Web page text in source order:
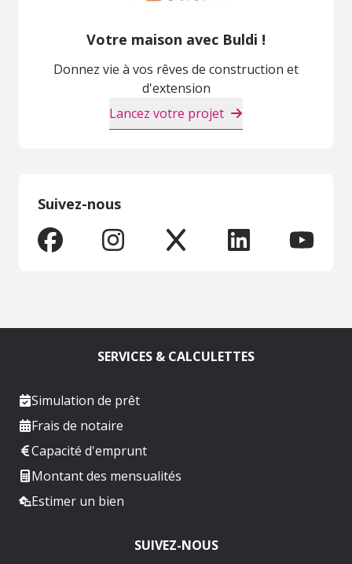
Votre maison avec Buldi !
Donnez vie à vos rêves de construction et
d'extension
Lancez votre projet
Suivez-nous
SERVICES & CALCULETTES
Simulation de prêt
Frais de notaire
Capacité d'emprunt
Montant des mensualités
Estimer un bien
SUIVEZ-NOUS